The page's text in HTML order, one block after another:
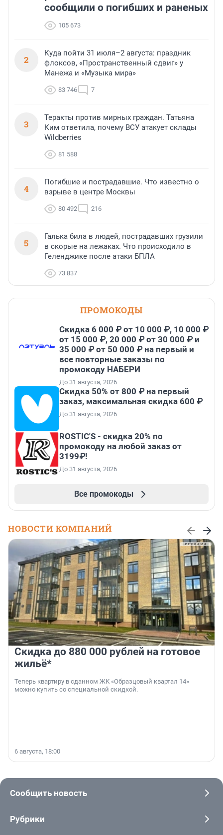
сообщили о погибших и раненых
105 673
2
Куда пойти 31 июля–2 августа: праздник
флоксов, «Пространственный сдвиг» у
Манежа и «Музыка мира»
83 746 7
3
Теракты против мирных граждан. Татьяна
Ким ответила, почему ВСУ атакует склады
Wildberries
81 588
4
Погибшие и пострадавшие. Что известно о
взрыве в центре Москвы
80 492 216
5
Галька била в людей, пострадавших грузили
в скорые на лежаках. Что происходило в
Геленджике после атаки БПЛА
73 837
ПРОМОКОДЫ
Скидка 6 000 ₽ от 10 000 ₽, 10 000 ₽
от 15 000 ₽, 20 000 ₽ от 30 000 ₽ и
35 000 ₽ от 50 000 ₽ на первый и
все повторные заказы по
промокоду НАБЕРИ
До 31 августа, 2026
Скидка 50% от 800 ₽ на первый
заказ, максимальная скидка 600 ₽
До 31 августа, 2026
ROSTIC'S - скидка 20% по
промокоду на любой заказ от
3199₽!
До 31 августа, 2026
Все промокоды
НОВОСТИ КОМПАНИЙ
Скидка до 880 000 рублей на готовое
жильё*
Теперь квартиру в сданном ЖК «Образцовый квартал 14»
можно купить со специальной скидкой.
6 августа, 18:00
Сообщить новость
Рубрики